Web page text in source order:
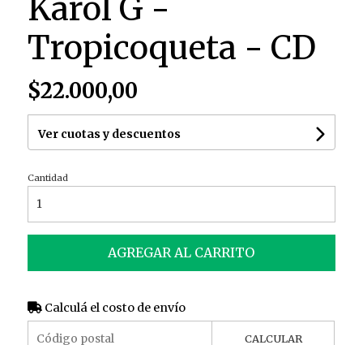
Karol G -
Tropicoqueta - CD
$22.000,00
Ver cuotas y descuentos
Cantidad
AGREGAR AL CARRITO
Calculá el costo de envío
CALCULAR